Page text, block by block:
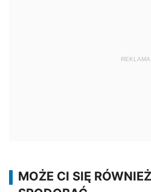
REKLAMA